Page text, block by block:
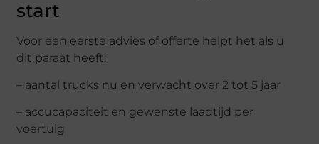
start
Voor een eerste advies of offerte helpt het als u
dit paraat heeft:
– aantal trucks nu en verwacht over 2 tot 5 jaar
– accucapaciteit en gewenste laadtijd per
voertuig